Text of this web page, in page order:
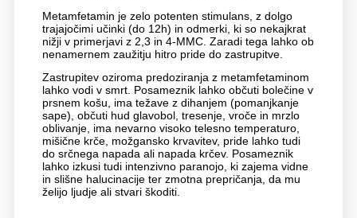
Metamfetamin je zelo potenten stimulans, z dolgo
trajajočimi učinki (do 12h) in odmerki, ki so nekajkrat
nižji v primerjavi z 2,3 in 4-MMC. Zaradi tega lahko ob
nenamernem zaužitju hitro pride do zastrupitve.
Zastrupitev oziroma predoziranja z metamfetaminom
lahko vodi v smrt. Posameznik lahko občuti bolečine v
prsnem košu, ima težave z dihanjem (pomanjkanje
sape), občuti hud glavobol, tresenje, vroče in mrzlo
oblivanje, ima nevarno visoko telesno temperaturo,
mišične krče, možgansko krvavitev, pride lahko tudi
do srčnega napada ali napada krčev. Posameznik
lahko izkusi tudi intenzivno paranojo, ki zajema vidne
in slišne halucinacije ter zmotna prepričanja, da mu
želijo ljudje ali stvari škoditi.